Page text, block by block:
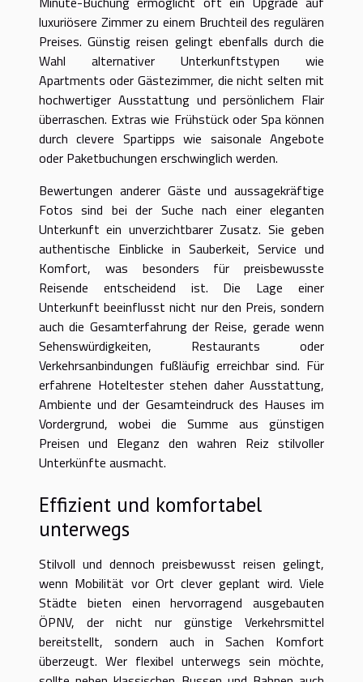
luxuriösere Zimmer zu einem Bruchteil des regulären
Preises. Günstig reisen gelingt ebenfalls durch die
Wahl alternativer Unterkunftstypen wie
Apartments oder Gästezimmer, die nicht selten mit
hochwertiger Ausstattung und persönlichem Flair
überraschen. Extras wie Frühstück oder Spa können
durch clevere Spartipps wie saisonale Angebote
oder Paketbuchungen erschwinglich werden.
Bewertungen anderer Gäste und aussagekräftige
Fotos sind bei der Suche nach einer eleganten
Unterkunft ein unverzichtbarer Zusatz. Sie geben
authentische Einblicke in Sauberkeit, Service und
Komfort, was besonders für preisbewusste
Reisende entscheidend ist. Die Lage einer
Unterkunft beeinflusst nicht nur den Preis, sondern
auch die Gesamterfahrung der Reise, gerade wenn
Sehenswürdigkeiten, Restaurants oder
Verkehrsanbindungen fußläufig erreichbar sind. Für
erfahrene Hoteltester stehen daher Ausstattung,
Ambiente und der Gesamteindruck des Hauses im
Vordergrund, wobei die Summe aus günstigen
Preisen und Eleganz den wahren Reiz stilvoller
Unterkünfte ausmacht.
Effizient und komfortabel
unterwegs
Stilvoll und dennoch preisbewusst reisen gelingt,
wenn Mobilität vor Ort clever geplant wird. Viele
Städte bieten einen hervorragend ausgebauten
ÖPNV, der nicht nur günstige Verkehrsmittel
bereitstellt, sondern auch in Sachen Komfort
überzeugt. Wer flexibel unterwegs sein möchte,